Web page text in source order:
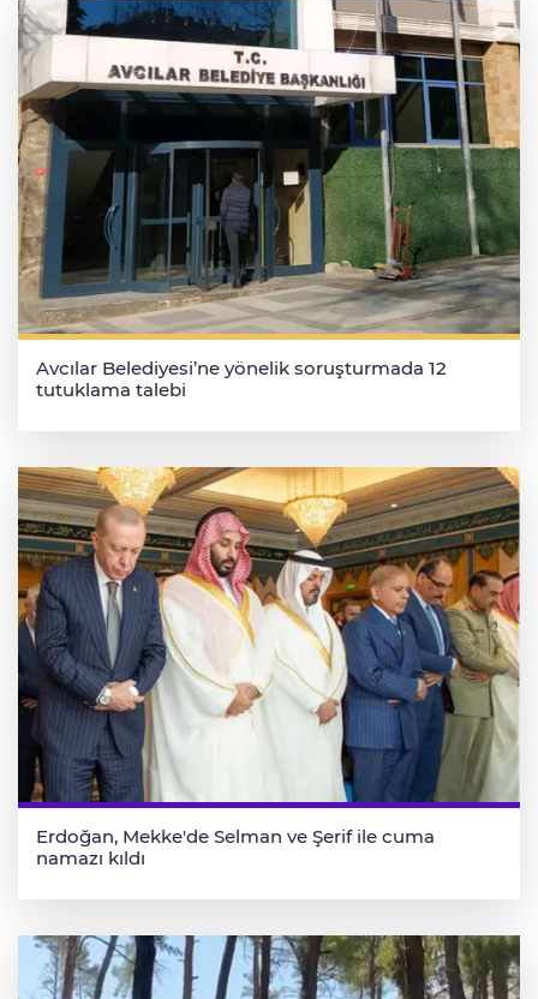
Avcılar Belediyesi’ne yönelik soruşturmada 12
tutuklama talebi
Erdoğan, Mekke'de Selman ve Şerif ile cuma
namazı kıldı